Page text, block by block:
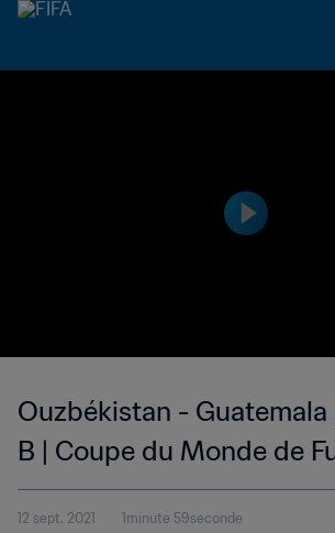
Ouzbékistan - Guatemala
B | Coupe du Monde de
FIFA, Lituanie 2021™ |
12 sept. 2021 1minute 59seconde